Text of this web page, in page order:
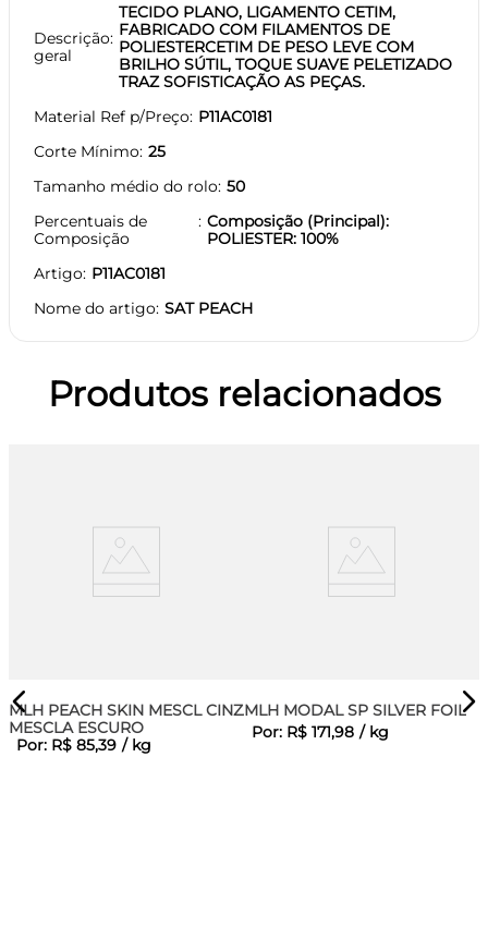
Descrição
geral
TECIDO PLANO, LIGAMENTO CETIM,
FABRICADO COM FILAMENTOS DE
POLIESTERCETIM DE PESO LEVE COM
BRILHO SÚTIL, TOQUE SUAVE PELETIZADO
TRAZ SOFISTICAÇÃO AS PEÇAS.
Material Ref p/Preço P11AC0181
Corte Mínimo 25
Tamanho médio do rolo 50
Percentuais de
Composição
Composição (Principal):
POLIESTER: 100%
Artigo P11AC0181
Nome do artigo SAT PEACH
Produtos relacionados
MLH PEACH SKIN MESCL CINZA
MESCLA ESCURO
Por: R$ 85,39 / kg
MLH MODAL SP SILVER FOIL
Por: R$ 171,98 / kg